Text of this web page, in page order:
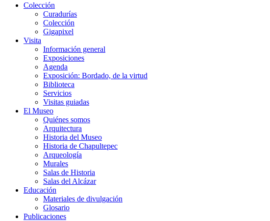
Colección
Curadurías
Colección
Gigapixel
Visita
Información general
Exposiciones
Agenda
Exposición: Bordado, de la virtud
Biblioteca
Servicios
Visitas guiadas
El Museo
Quiénes somos
Arquitectura
Historia del Museo
Historia de Chapultepec
Arqueología
Murales
Salas de Historia
Salas del Alcázar
Educación
Materiales de divulgación
Glosario
Publicaciones